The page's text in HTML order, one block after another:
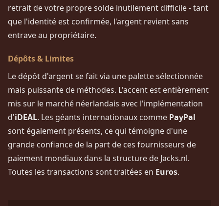
retrait de votre propre solde inutilement difficile - tant
que l'identité est confirmée, l'argent revient sans
entrave au propriétaire.
Dépôts & Limites
Le dépôt d'argent se fait via une palette sélectionnée
mais puissante de méthodes. L'accent est entièrement
mis sur le marché néerlandais avec l'implémentation
d'iDEAL. Les géants internationaux comme PayPal
sont également présents, ce qui témoigne d'une
grande confiance de la part de ces fournisseurs de
paiement mondiaux dans la structure de Jacks.nl.
Toutes les transactions sont traitées en Euros.